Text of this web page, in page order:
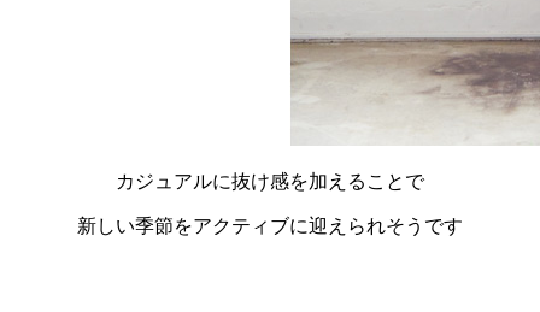
カジュアルに抜け感を加えることで
新しい季節をアクティブに迎えられそうです